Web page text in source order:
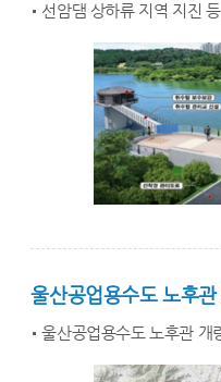
선암댐 상하류 지역 지진
울산공업용수도 노후
울산공업용수도 노후관 개